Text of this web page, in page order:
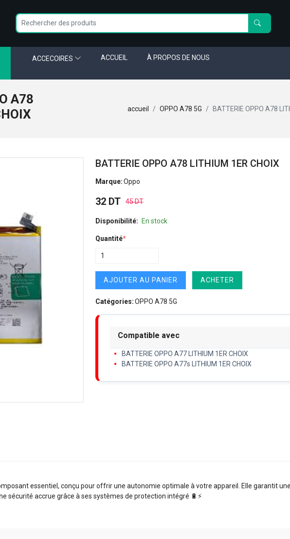
ACCECOIRES ACCUEIL À PROPOS DE NOUS
A78
accueil OPPO A78 5G BATTERIE OPPO A78
BATTERIE OPPO A78 LITHIUM 1ER CHOIX
Marque:Oppo
32 DT 45 DT
Disponibilité: En stock
Quantité*
AJOUTER AU PANIER ACHETER
Catégories:OPPO A78 5G
Compatible avec
BATTERIE OPPO A77 LITHIUM 1ER CHOIX
BATTERIE OPPO A77s LITHIUM 1ER CHOIX
essentiel, conçu pour offrir une autonomie optimale à votre appareil. Elle garantit
sécurité accrue grâce à ses systèmes de protection intégré 🔋⚡️